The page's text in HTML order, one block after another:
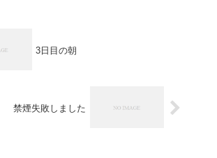
3日目の朝
禁煙失敗しました